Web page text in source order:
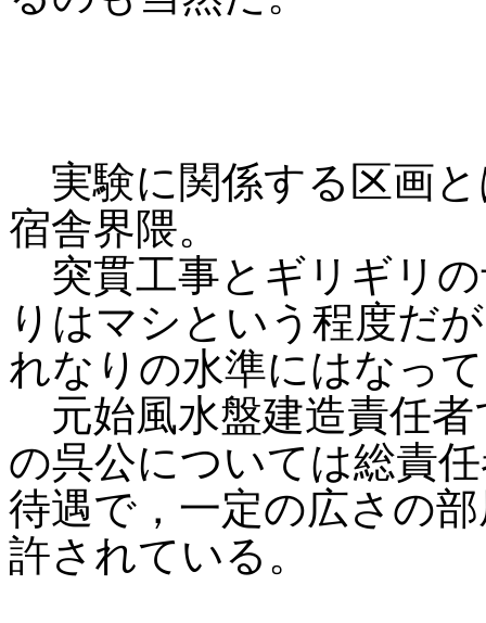
実験に関係する区画
宿舎界隈。
突貫工事とギリギリ
りはマシという程度だ
れなりの水準にはなっ
元始風水盤建造責任
の呉公については総責
待遇で，一定の広さの
許されている。